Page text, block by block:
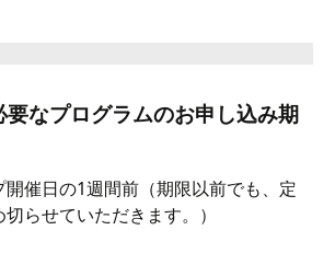
なプログラムのお申し込み期
催日の1週間前（期限以前でも、定
らせていただきます。）